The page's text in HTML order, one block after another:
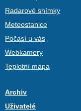
Radarové snímky
Meteostanice
Počasí u vás
Webkamery
Teplotní mapa
Archiv
Uživatelé